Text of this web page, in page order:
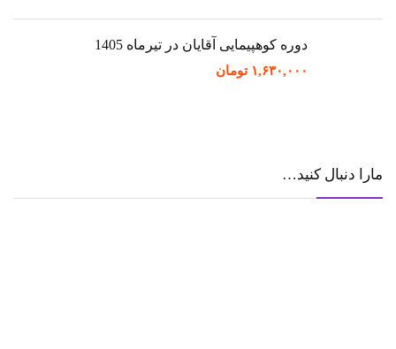
دوره کوهپیمایی آقایان در تیرماه 1405
۱,۶۳۰,۰۰۰ تومان
مارا دنبال کنید…